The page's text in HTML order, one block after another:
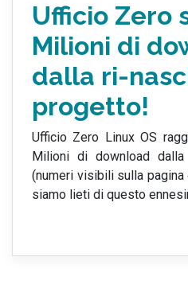
Ufficio Zero
Milioni di
dalla ri-
progetto!
Ufficio Zero Linux OS
Milioni di download
(numeri visibili sulla
siamo lieti di questo